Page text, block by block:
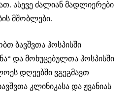
ასევე ძალიან მადლიერები
მშობლები.
ბავშვთა ჰოსპისში
და მოხუცებულთა ჰოსპისში
დღეებში ვგეგმავთ
კლინიკასა და ჟვანიას